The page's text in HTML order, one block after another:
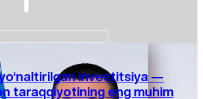
investitsiya —
taraqqiyotining eng muhim